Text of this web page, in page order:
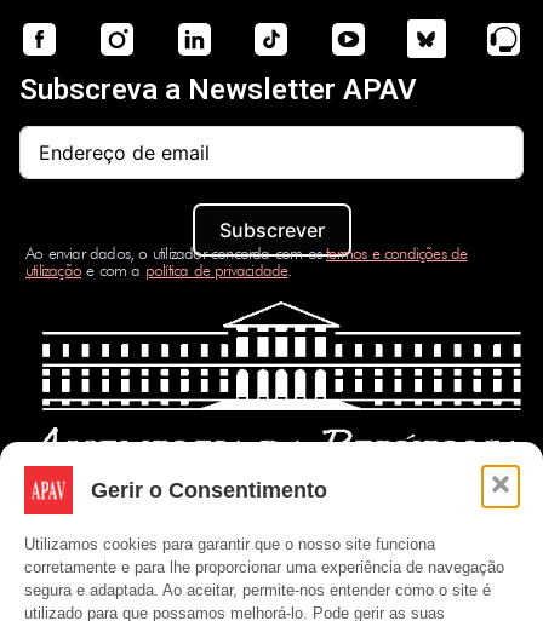
Gerir o Consentimento
Utilizamos cookies para garantir que o nosso site funciona
corretamente e para lhe proporcionar uma experiência de navegação
segura e adaptada. Ao aceitar, permite-nos entender como o site é
utilizado para que possamos melhorá-lo. Pode gerir as suas
Subscreva a Newsletter APAV
Subscrever
Ao enviar dados, o utilizador concorda com ostermos e condições de
utilizaçãoe com a política de privacidade.